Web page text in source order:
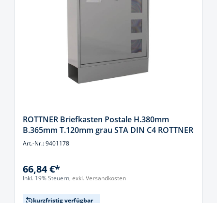
ROTTNER Briefkasten Postale H.380mm
B.365mm T.120mm grau STA DIN C4 ROTTNER
Art.-Nr.: 9401178
66,84 €*
Inkl. 19% Steuern, exkl. Versandkosten
kurzfristig verfügbar